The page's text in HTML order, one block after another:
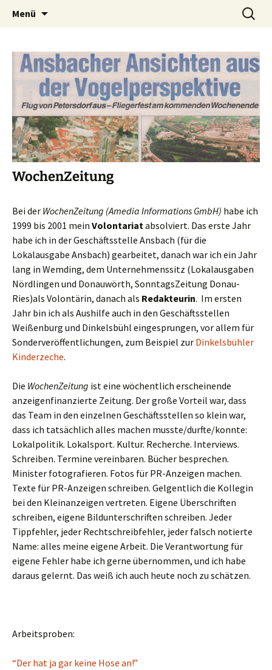
Alexandra Preis
Redaktion – Kommunikation – Lektorat
Menü
Suchen
nach:
WochenZeitung
Bei der WochenZeitung (Amedia Informations GmbH) habe ich
1999 bis 2001 mein Volontariatabsolviert. Das erste Jahr
habe ich in der Geschäftsstelle Ansbach (für die
Lokalausgabe Ansbach) gearbeitet, danach war ich ein Jahr
lang in Wemding, dem Unternehmenssitz (Lokalausgaben
Nördlingen und Donauwörth, SonntagsZeitung Donau-
Ries)als Volontärin, danach als Redakteurin. Im ersten
Jahr bin ich als Aushilfe auch in den Geschäftsstellen
Weißenburg und Dinkelsbühl eingesprungen, vor allem für
Sonderveröffentlichungen, zum Beispiel zur Dinkelsbühler
Kinderzeche.
Die WochenZeitung ist eine wöchentlich erscheinende
anzeigenfinanzierte Zeitung. Der große Vorteil war, dass
das Team in den einzelnen Geschäftsstellen so klein war,
dass ich tatsächlich alles machen musste/durfte/konnte:
Lokalpolitik. Lokalsport. Kultur. Recherche. Interviews.
Schreiben. Termine vereinbaren. Bücher besprechen.
Minister fotografieren. Fotos für PR-Anzeigen machen.
Texte für PR-Anzeigen schreiben. Gelgentlich die Kollegin
bei den Kleinanzeigen vertreten. Eigene Überschriften
schreiben, eigene Bildunterschriften schreiben. Jeder
Tippfehler, jeder Rechtschreibfehler, jeder falsch notierte
Name: alles meine eigene Arbeit. Die Verantwortung für
eigene Fehler habe ich gerne übernommen, und ich habe
daraus gelernt. Das weiß ich auch heute noch zu schätzen.
Arbeitsproben:
“Der hat ja gar keine Hose an!”